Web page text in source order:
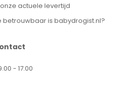
actuele levertijd
betrouwbaar is babydrogist.nl?
- 17.00